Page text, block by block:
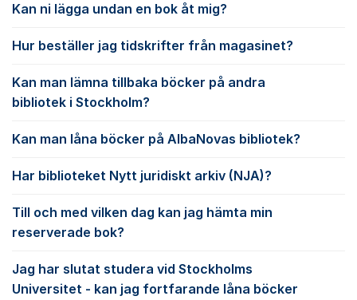
Kan ni lägga undan en bok åt mig?
Hur beställer jag tidskrifter från magasinet?
Kan man lämna tillbaka böcker på andra
bibliotek i Stockholm?
Kan man låna böcker på AlbaNovas bibliotek?
Har biblioteket Nytt juridiskt arkiv (NJA)?
Till och med vilken dag kan jag hämta min
reserverade bok?
Jag har slutat studera vid Stockholms
Universitet - kan jag fortfarande låna böcker